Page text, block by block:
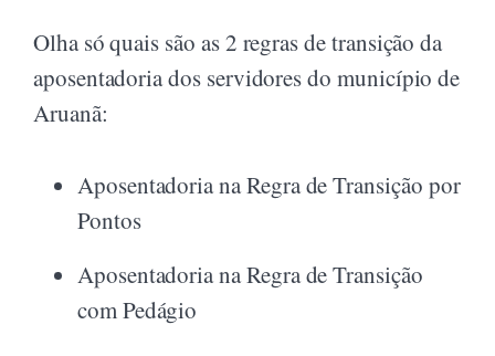
Olha só quais são as 2 regras de transição da
aposentadoria dos servidores do município de
Aruanã:
Aposentadoria na Regra de Transição por
Pontos
Aposentadoria na Regra de Transição
com Pedágio